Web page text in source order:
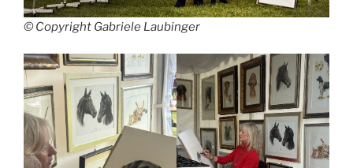
© Copyright Gabriele Laubinger